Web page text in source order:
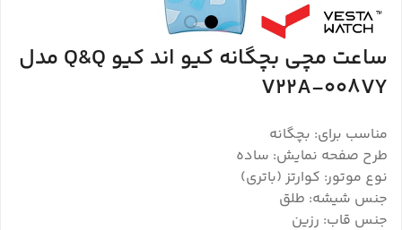
ساعت مچی بچگانه کیو اند کیو Q&Q مدل
V22A-008VY
مناسب برای: بچگانه
طرح صفحه نمایش: ساده
نوع موتور: کوارتز (باتری)
جنس شیشه: طلق
جنس قاب: رزین